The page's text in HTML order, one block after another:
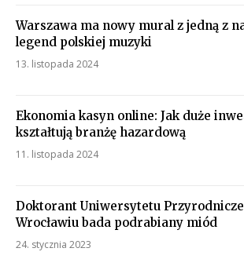
Warszawa ma nowy mural z jedną z
legend polskiej muzyki
13. listopada 2024
Ekonomia kasyn online: Jak duże
kształtują branżę hazardową
11. listopada 2024
Doktorant Uniwersytetu
Wrocławiu bada podrabiany miód
24. stycznia 2023